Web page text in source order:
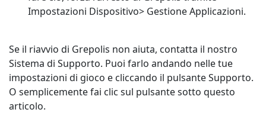
Impostazioni Dispositivo> Gestione Applicazioni.
Se il riavvio di Grepolis non aiuta, contatta il nostro
Sistema di Supporto. Puoi farlo andando nelle tue
impostazioni di gioco e cliccando il pulsante Supporto.
O semplicemente fai clic sul pulsante sotto questo
articolo.